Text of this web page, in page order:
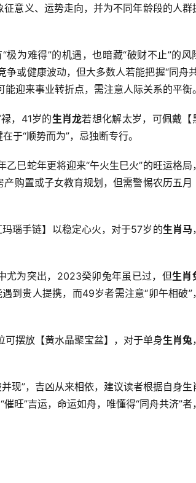
征意义、运势走向，并为不同年龄段的人群
为难得”的机遇，也暗藏“破财不止”的风
争或健康波动，但大多数人若能把握“同舟
能迎来事业转折点，需注意人际关系的平衡。
，41岁的生肖龙若想化解太岁，可佩戴【
于“顺势而为”，忌独断专行。
巳蛇年更将迎来“午火生巳火”的旺运格局
购置或子女教育规划，但需警惕农历五月
瑙手链】以稳定心火，对于57岁的生肖马
尤为突出，2023癸卯兔年虽已过，但生肖
到贵人提携，而49岁者需注意“卯午相破”
摆放【黄水晶聚宝盆】，对于单身生肖兔
并现”，吉凶从来相依，建议读者根据自身生
旺”吉运，命运如舟，唯懂得“同舟共济”者